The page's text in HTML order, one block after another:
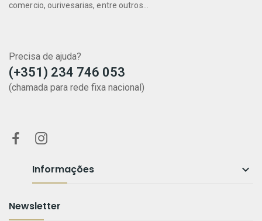
comercio, ourivesarias, entre outros...
Precisa de ajuda?
(+351) 234 746 053
(chamada para rede fixa nacional)
Informações 
Newsletter